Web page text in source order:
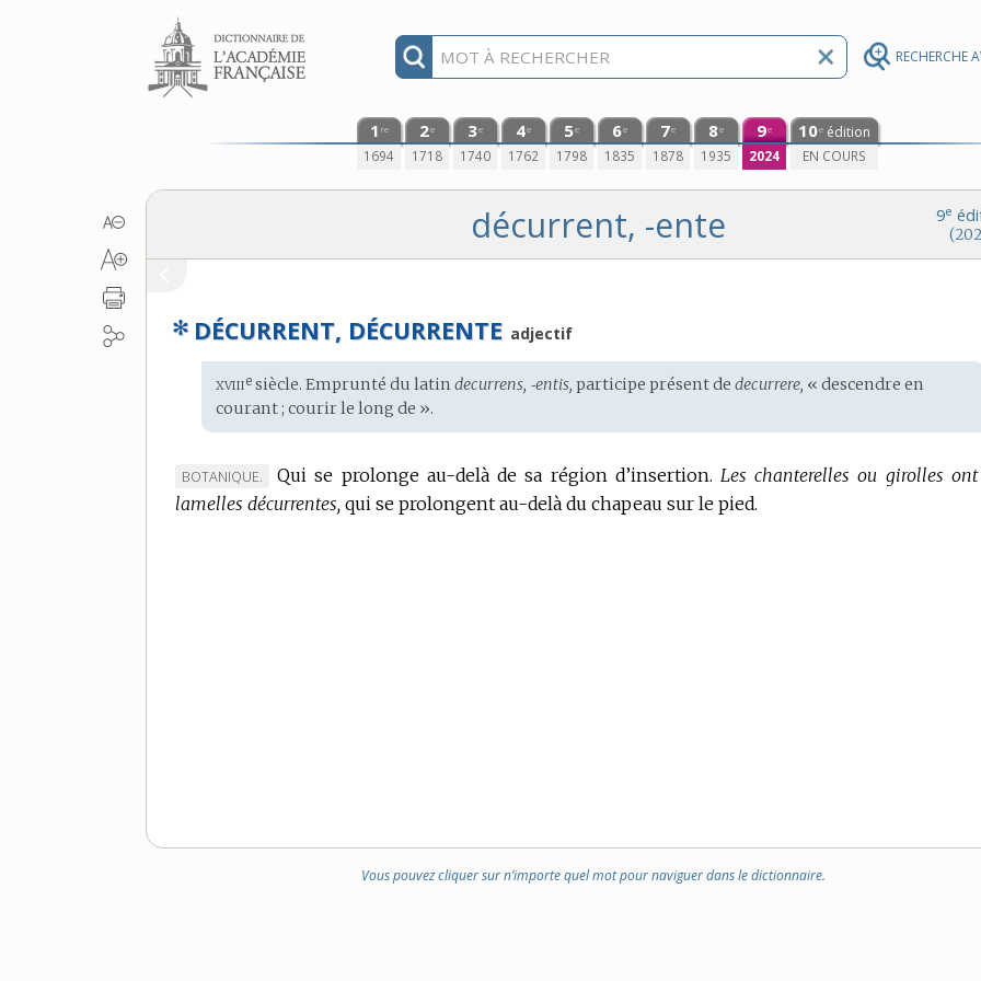
RECHERCHE
Aller au contenu
1 re
1694
2e
1718
3e
1740
4e
1762
5e
1798
6e
1835
7e
1878
8e
1935
9e
2024
10e édition
EN COURS
9e
décurrent, -ente
✻ DÉCURRENT, DÉCURRENTE adjectif
Étymologie
:
xviiie siècle. Emprunté dulatin decurrens, ‑entis, participe présent dedecurrere, « descendre en
courant ; courir le long de ».
MARQUE
DE
BOTANIQUE. Qui se prolonge au-delà de sa région d’insertion. Les chanterelles ou girolles ont
lamelles décurrentes, qui se prolongent au-delà du chapeau sur le pied.
Vous pouvez cliquer sur n’importe quel mot pour naviguer dans le dictionnaire.